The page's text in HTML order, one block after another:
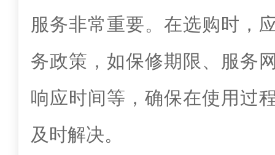
服务非常重要。在选购时，
务政策，如保修期限、服务
响应时间等，确保在使用过
及时解决。